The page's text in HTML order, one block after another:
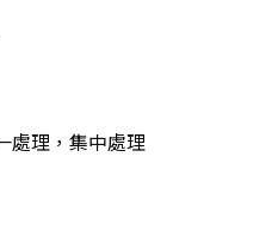
處理，集中處理